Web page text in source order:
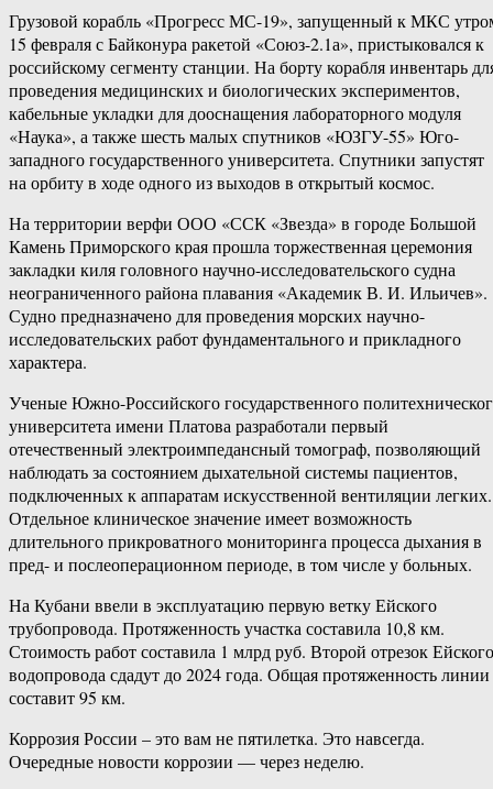
Грузовой корабль «Прогресс МС-19», запущенный к МКС
15 февраля с Байконура ракетой «Союз-2.1а», пристыковался к
российскому сегменту станции. На борту корабля инвентарь
проведения медицинских и биологических экспериментов,
кабельные укладки для дооснащения лабораторного модуля
«Наука», а также шесть малых спутников «ЮЗГУ-55» Юго-
западного государственного университета. Спутники запустят
на орбиту в ходе одного из выходов в открытый космос.
На территории верфи ООО «ССК «Звезда» в городе Большой
Камень Приморского края прошла торжественная церемония
закладки киля головного научно-исследовательского судна
неограниченного района плавания «Академик В. И. Ильичев».
Судно предназначено для проведения морских научно-
исследовательских работ фундаментального и прикладного
характера.
Ученые Южно-Российского государственного
университета имени Платова разработали первый
отечественный электроимпедансный томограф, позволяющий
наблюдать за состоянием дыхательной системы пациентов,
подключенных к аппаратам искусственной вентиляции легких.
Отдельное клиническое значение имеет возможность
длительного прикроватного мониторинга процесса дыхания в
пред- и послеоперационном периоде, в том числе у больных.
На Кубани ввели в эксплуатацию первую ветку Ейского
трубопровода. Протяженность участка составила 10,8 км.
Стоимость работ составила 1 млрд руб. Второй отрезок Ейского
водопровода сдадут до 2024 года. Общая протяженность линии
составит 95 км.
Коррозия России – это вам не пятилетка. Это навсегда.
Очередные новости коррозии — через неделю.